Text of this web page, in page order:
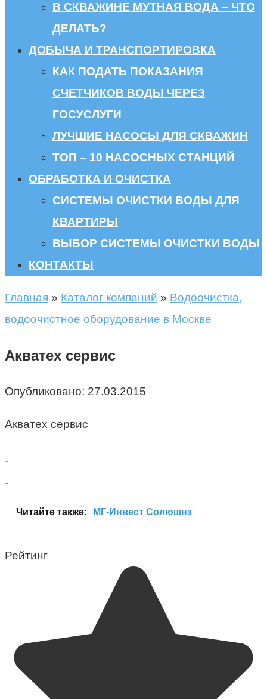
В СКВАЖИНЕ МУТНАЯ ВОДА – ЧТО
ДЕЛАТЬ?
ДОБЫЧА И ТРАНСПОРТИРОВКА
КАК ПОДАТЬ ПОКАЗАНИЯ
СЧЕТЧИКОВ ВОДЫ ЧЕРЕЗ
ГОСУСЛУГИ
ЛУЧШИЕ НАСОСЫ ДЛЯ СКВАЖИН
ТОП – 10 НАСОСНЫХ СТАНЦИЙ
ОБРАБОТКА И ОЧИСТКА
СИСТЕМЫ ОЧИСТКИ ВОДЫ ДЛЯ
КВАРТИРЫ
ВЫБОР СИСТЕМЫ ОЧИСТКИ ВОДЫ
КОНТАКТЫ
Главная » Каталог компаний » Водоочистка,
водоочистное оборудование в Москве
Акватех сервис
Опубликовано: 27.03.2015
Акватех сервис
Читайте также: МГ-Инвест Солюшнз
Рейтинг